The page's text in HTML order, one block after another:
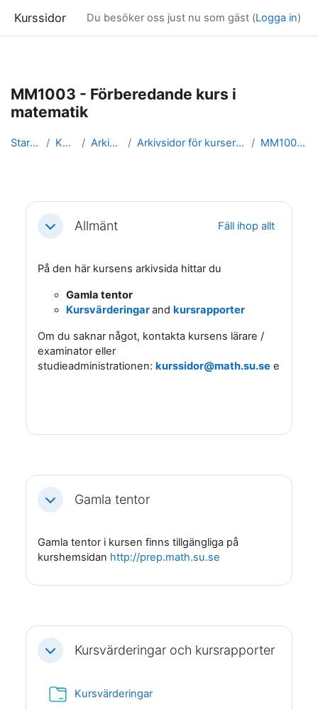
Kurssidor Du besöker oss just nu som gäst (Logga in)
MM1003 - Förberedande kurs i
matematik
Startsida Kurser Arkivsidor Arkivsidor för kurser i Matematik MM1003_arkiv
Fäll ihopAllmänt Fäll ihop allt
På den här kursens arkivsida hittar du
Gamla tentor
Kursvärderingarand kursrapporter
Om du saknar något, kontakta kursens lärare /
examinator eller
studieadministrationen: kurssidor@math.su.se eller
Fäll ihopGamla tentor
Gamla tentor i kursen finns tillgängliga på
kurshemsidan http://prep.math.su.se
Fäll ihopKursvärderingar och kursrapporter
KursvärderingarMapp